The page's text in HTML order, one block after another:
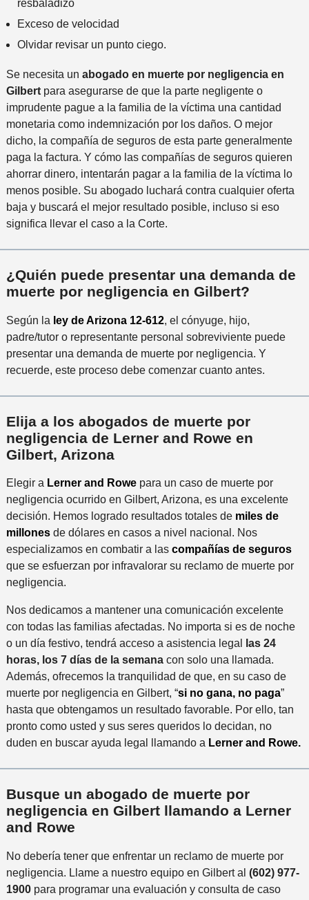
resbaladizo
Exceso de velocidad
Olvidar revisar un punto ciego.
Se necesita un abogado en muerte por negligencia en
Gilbertpara asegurarse de que la parte negligente o
imprudente pague a la familia de la víctima una cantidad
monetaria como indemnización por los daños. O mejor
dicho, la compañía de seguros de esta parte generalmente
paga la factura. Y cómo las compañías de seguros quieren
ahorrar dinero, intentarán pagar a la familia de la víctima lo
menos posible. Su abogado luchará contra cualquier oferta
baja y buscará el mejor resultado posible, incluso si eso
significa llevar el caso a la Corte.
¿Quién puede presentar una demanda de
muerte por negligencia en Gilbert?
Según la ley de Arizona 12-612, el cónyuge, hijo,
padre/tutor o representante personal sobreviviente puede
presentar una demanda de muerte por negligencia. Y
recuerde, este proceso debe comenzar cuanto antes.
Elija a los abogados de muerte por
negligencia de Lerner and Rowe en
Gilbert, Arizona
Elegir a Lerner and Rowepara un caso de muerte por
negligencia ocurrido en Gilbert, Arizona, es una excelente
decisión. Hemos logrado resultados totales de miles de
millonesde dólares en casos a nivel nacional. Nos
especializamos en combatir a las compañías de seguros
que se esfuerzan por infravalorar su reclamo de muerte por
negligencia.
Nos dedicamos a mantener una comunicación excelente
con todas las familias afectadas. No importa si es de noche
o un día festivo, tendrá acceso a asistencia legal
las 24
horas, los 7 días de la semanacon solo una llamada.
Además, ofrecemos la tranquilidad de que, en su caso de
muerte por negligencia en Gilbert, “si no gana, no paga”
hasta que obtengamos un resultado favorable. Por ello, tan
pronto como usted y sus seres queridos lo decidan, no
duden en buscar ayuda legal llamando a Lerner and Rowe.
Busque un abogado de muerte por
negligencia en Gilbert llamando a Lerner
and Rowe
No debería tener que enfrentar un reclamo de muerte por
negligencia. Llame a nuestro equipo en Gilbert al (602) 977-
1900para programar una evaluación y consulta de caso